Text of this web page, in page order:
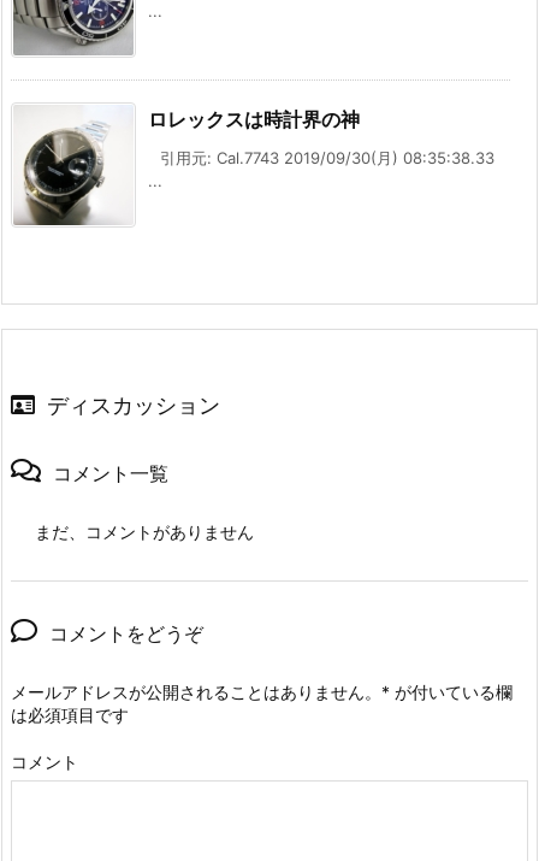
...
ロレックスは時計界の神
引用元: Cal.7743 2019/09/30(月) 08:35:38.33
...
ディスカッション
コメント一覧
まだ、コメントがありません
コメントをどうぞ
メールアドレスが公開されることはありません。 * が付いている欄
は必須項目です
コメント